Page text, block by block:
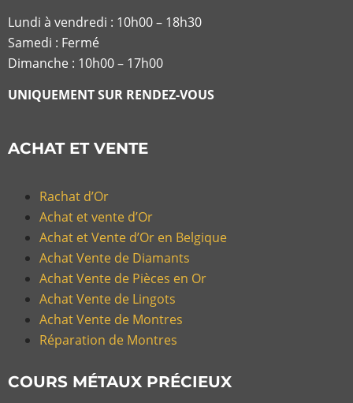
Lundi à vendredi : 10h00 – 18h30
Samedi : Fermé
Dimanche : 10h00 – 17h00
UNIQUEMENT SUR RENDEZ-VOUS
ACHAT ET VENTE
Rachat d’Or
Achat et vente d’Or
Achat et Vente d’Or en Belgique
Achat Vente de Diamants
Achat Vente de Pièces en Or
Achat Vente de Lingots
Achat Vente de Montres
Réparation de Montres
COURS MÉTAUX PRÉCIEUX